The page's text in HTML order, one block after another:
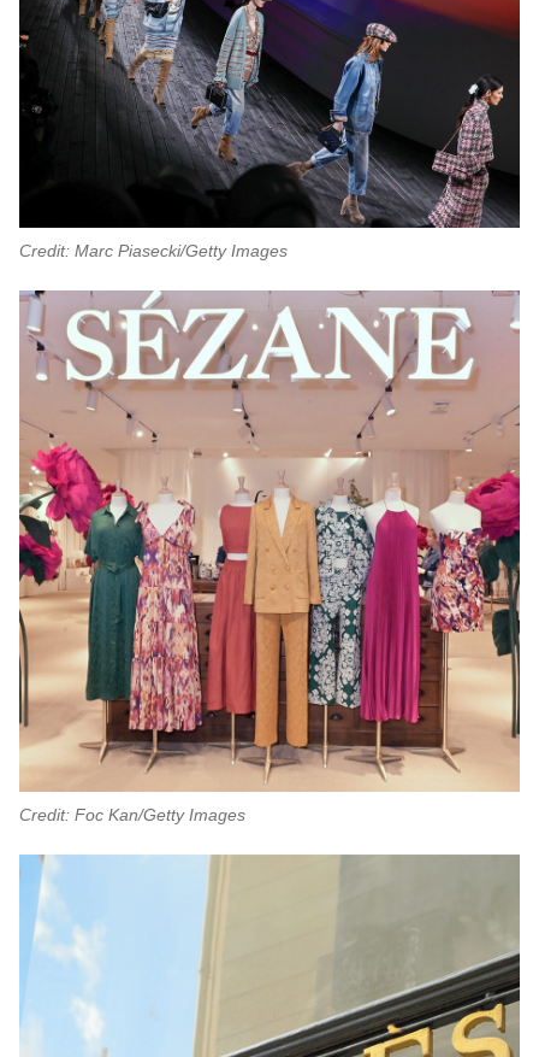
Credit: Marc Piasecki/Getty Images
Credit: Foc Kan/Getty Images